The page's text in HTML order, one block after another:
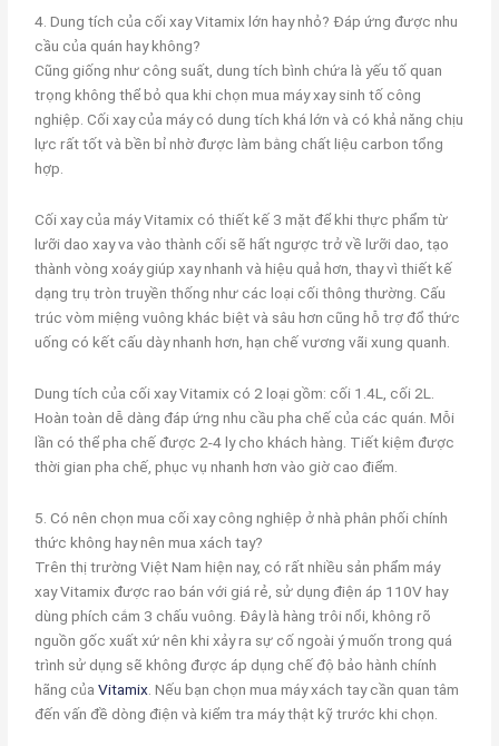
4. Dung tích của cối xay Vitamix lớn hay nhỏ? Đáp ứng được nhu
cầu của quán hay không?
Cũng giống như công suất, dung tích bình chứa là yếu tố quan
trọng không thể bỏ qua khi chọn mua máy xay sinh tố công
nghiệp. Cối xay của máy có dung tích khá lớn và có khả năng chịu
lực rất tốt và bền bỉ nhờ được làm bằng chất liệu carbon tổng
hợp.
Cối xay của máy Vitamix có thiết kế 3 mặt để khi thực phẩm từ
lưỡi dao xay va vào thành cối sẽ hất ngược trở về lưỡi dao, tạo
thành vòng xoáy giúp xay nhanh và hiệu quả hơn, thay vì thiết kế
dạng trụ tròn truyền thống như các loại cối thông thường. Cấu
trúc vòm miệng vuông khác biệt và sâu hơn cũng hỗ trợ đổ thức
uống có kết cấu dày nhanh hơn, hạn chế vương vãi xung quanh.
Dung tích của cối xay Vitamix có 2 loại gồm: cối 1.4L, cối 2L.
Hoàn toàn dễ dàng đáp ứng nhu cầu pha chế của các quán. Mỗi
lần có thể pha chế được 2-4 ly cho khách hàng. Tiết kiệm được
thời gian pha chế, phục vụ nhanh hơn vào giờ cao điểm.
5. Có nên chọn mua cối xay công nghiệp ở nhà phân phối chính
thức không hay nên mua xách tay?
Trên thị trường Việt Nam hiện nay, có rất nhiều sản phẩm máy
xay Vitamix được rao bán với giá rẻ, sử dụng điện áp 110V hay
dùng phích cắm 3 chấu vuông. Đây là hàng trôi nổi, không rõ
nguồn gốc xuất xứ nên khi xảy ra sự cố ngoài ý muốn trong quá
trình sử dụng sẽ không được áp dụng chế độ bảo hành chính
hãng củaVitamix . Nếu bạn chọn mua máy xách tay cần quan tâm
đến vấn đề dòng điện và kiểm tra máy thật kỹ trước khi chọn.